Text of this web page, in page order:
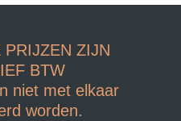
ZIJN
BTW
niet met elkaar
worden.